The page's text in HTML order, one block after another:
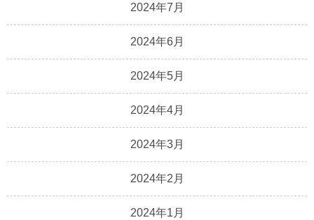
2024年7月
2024年6月
2024年5月
2024年4月
2024年3月
2024年2月
2024年1月